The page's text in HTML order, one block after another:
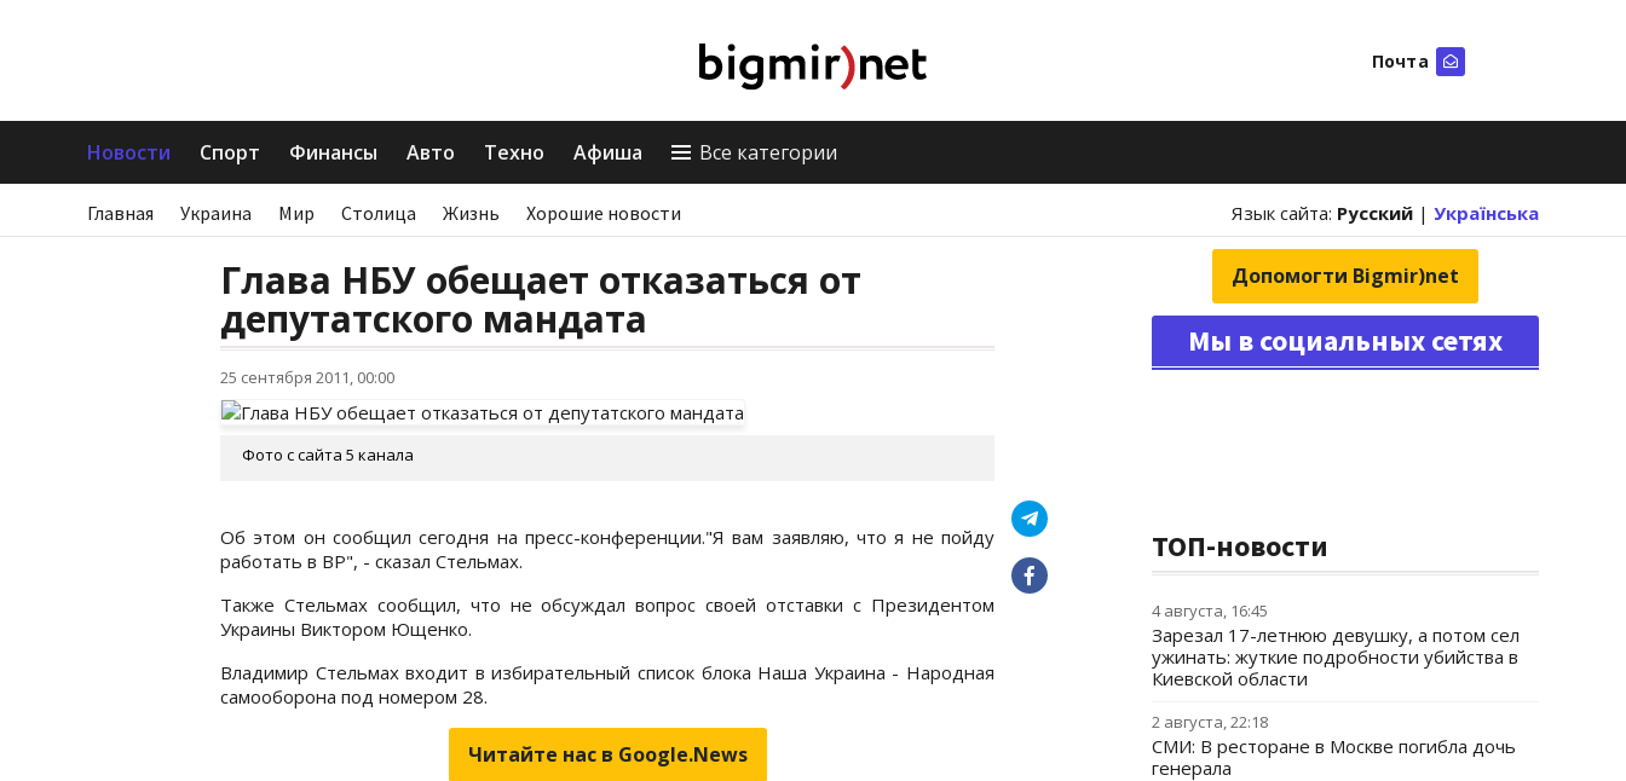
Почта
Новости Спорт Финансы Авто Техно Афиша Все категории
Главная Украина Мир Столица Жизнь Хорошие новости Язык сайта: Русский | Українська
Глава НБУ обещает отказаться от
депутатского мандата
25 сентября 2011, 00:00
Фото с сайта 5 канала
Об этом он сообщил сегодня на пресс-конференции."Я вам заявляю, что я не пойду
работать в ВР", - сказал Стельмах.
Также Стельмах сообщил, что не обсуждал вопрос своей отставки с Президентом
Украины Виктором Ющенко.
Владимир Стельмах входит в избирательный список блока Наша Украина - Народная
самооборона под номером 28.
Читайте нас в Google.News
Допомогти Bigmir)net
Мы в социальных сетях
ТОП-новости
4 августа, 16:45
Зарезал 17-летнюю девушку, а потом сел
ужинать: жуткие подробности убийства в
Киевской области
2 августа, 22:18
СМИ: В ресторане в Москве погибла дочь
генерала